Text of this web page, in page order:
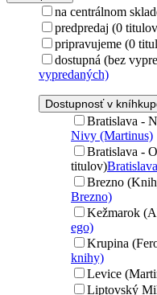
na centrálnom
predpredaj (0
pripravujeme (0
dostupná (bez
vypredaných)
Dostupnosť v
Bratislava -
Nivy (Martinus)
Bratislava -
titulov)
Brezno
Brezno)
Kežmarok
ego)
Krupina
knihy)
Levice
Liptovský